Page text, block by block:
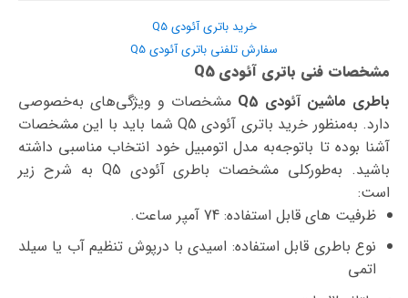
خرید باتری آئودی Q5
سفارش تلفنی باتری آئودی Q5
مشخصات فنی باتری آئودی Q5
باطری ماشین آئودی Q5
مشخصات و ویژگی‌های به‌خصوصی
دارد. به‌منظور خرید باتری آئودی Q5 شما باید با این مشخصات
آشنا بوده تا با‌توجه‌به مدل اتومبیل خود انتخاب مناسبی داشته
باشید. به‌طورکلی مشخصات باطری آئودی Q5 به شرح زیر
است:
ظرفیت های قابل استفاده: 74 آمپر ساعت.
نوع باطری قابل استفاده: اسیدی با درپوش تنظیم آب یا سیلد
اتمی